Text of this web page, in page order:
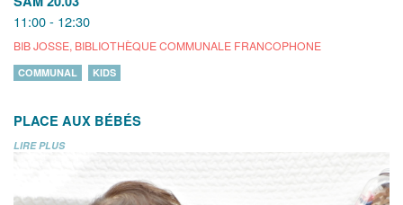
11:00 - 12:30
BIB JOSSE, BIBLIOTHÈQUE COMMUNALE FRANCOPHONE
COMMUNAL KIDS
PLACE AUX BÉBÉS
LIRE PLUS